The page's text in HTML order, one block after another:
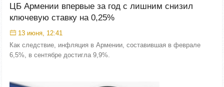
ЦБ Армении впервые за год с лишним снизил
ключевую ставку на 0,25%
13 июня, 12:41
Как следствие, инфляция в Армении, составившая в феврале
6,5%, в сентябре достигла 9,9%.